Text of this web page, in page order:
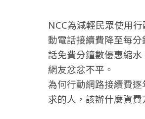
NCC為減輕民眾使用
動電話接續費降至每
話免費分鐘數優惠縮
網友忿忿不平。
為何行動網路接續費
求的人，該辦什麼資